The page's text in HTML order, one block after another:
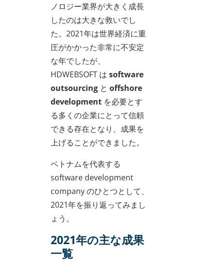
ノロジー業界が大きく成長
したのは大きな救いでし
た。2021年は世界経済に重
圧がかかった非常に不安定
な年でしたが、
HDWEBSOFT は software
outsourcing と offshore
development を必要とす
る多くの企業にとって信頼
できる存在となり、成果を
上げることができました。
ベトナムを代表する
software development
company のひとつとして、
2021年を振り返ってみまし
ょう。
2021年の主な成果
一覧